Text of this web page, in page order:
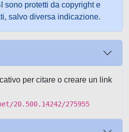
sono protetti da copyright e
salvo diversa indicazione.
per citare o creare un link
20.500.14242/275955